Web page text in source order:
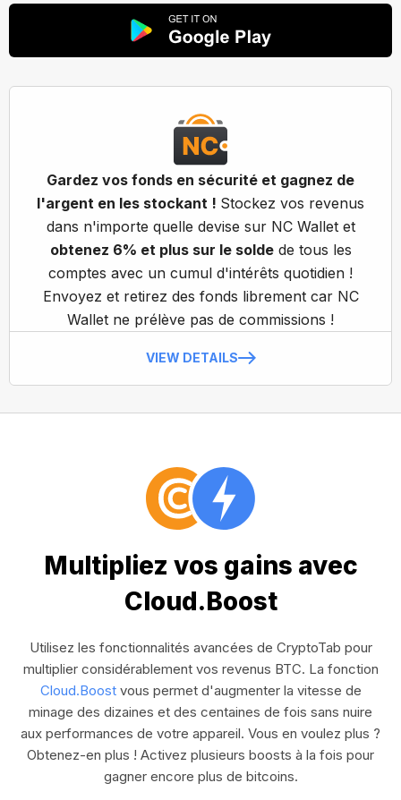
Gardez vos fonds en sécurité et gagnez de
l'argent en les stockant ! Stockez vos revenus
dans n'importe quelle devise sur NC Wallet et
obtenez 6% et plus sur le soldede tous les
comptes avec un cumul d'intérêts quotidien !
Envoyez et retirez des fonds librement car NC
Wallet ne prélève pas de commissions !
VIEW DETAILS
Multipliez vos gains avec
Cloud.Boost
Utilisez les fonctionnalités avancées de CryptoTab pour
multiplier considérablement vos revenus BTC. La fonction
Cloud.Boostvous permet d'augmenter la vitesse de
minage des dizaines et des centaines de fois sans nuire
aux performances de votre appareil. Vous en voulez plus ?
Obtenez-en plus ! Activez plusieurs boosts à la fois pour
gagner encore plus de bitcoins.